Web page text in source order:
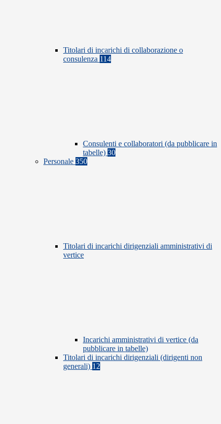
Titolari di incarichi di collaborazione o
consulenza 114
Consulenti e collaboratori (da pubblicare in
tabelle) 30
Personale 350
Titolari di incarichi dirigenziali amministrativi di
vertice
Incarichi amministrativi di vertice (da
pubblicare in tabelle)
Titolari di incarichi dirigenziali (dirigenti non
generali) 12